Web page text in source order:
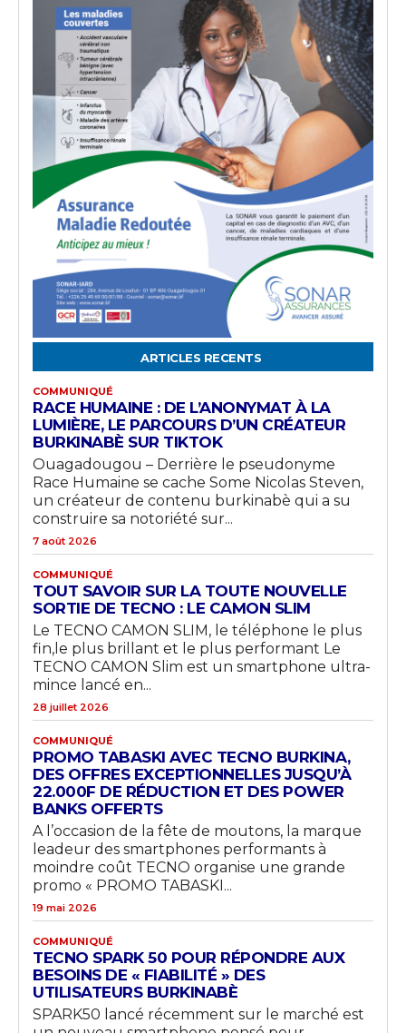
ARTICLES RECENTS
COMMUNIQUÉ
RACE HUMAINE : DE L’ANONYMAT À LA
LUMIÈRE, LE PARCOURS D’UN CRÉATEUR
BURKINABÈ SUR TIKTOK
Ouagadougou – Derrière le pseudonyme
Race Humaine se cache Some Nicolas Steven,
un créateur de contenu burkinabè qui a su
construire sa notoriété sur...
7 août 2026
COMMUNIQUÉ
TOUT SAVOIR SUR LA TOUTE NOUVELLE
SORTIE DE TECNO : LE CAMON SLIM
Le TECNO CAMON SLIM, le téléphone le plus
fin,le plus brillant et le plus performant Le
TECNO CAMON Slim est un smartphone ultra-
mince lancé en...
28 juillet 2026
COMMUNIQUÉ
PROMO TABASKI AVEC TECNO BURKINA,
DES OFFRES EXCEPTIONNELLES JUSQU’À
22.000F DE RÉDUCTION ET DES POWER
BANKS OFFERTS
A l’occasion de la fête de moutons, la marque
leadeur des smartphones performants à
moindre coût TECNO organise une grande
promo « PROMO TABASKI...
19 mai 2026
COMMUNIQUÉ
TECNO SPARK 50 POUR RÉPONDRE AUX
BESOINS DE « FIABILITÉ » DES
UTILISATEURS BURKINABÈ
SPARK50 lancé récemment sur le marché est